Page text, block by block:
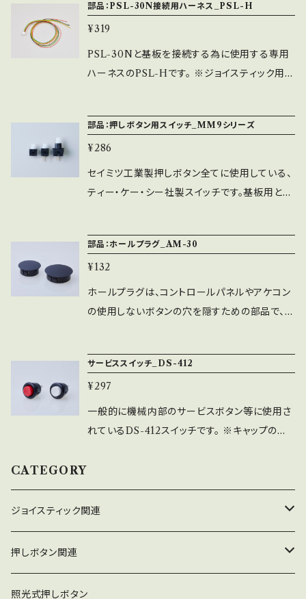
白になります。 ※4個1SETでの販売のみとなり
ます。
部品：PSL-30N接続用ハーネス_PSL-H
¥319
PSL-30Nと基板を接続する為に使用する専用
ハーネスのPSL-Hです。 ※ジョイスティック用の
部品：押しボタン用スイッチ_MM9シリーズ
¥286
セイミツ工業製押しボタン全てに使用している、
ティー・ケー・シー社製スイッチです。基板用とフ
00万回（特殊な使用は対象外） ※基板用のM
M9-2とMM9-3-AUは同サイズですので、MM
9-3-AUが付いている押しボタン全てにMM9-2
を交換して取付ける事ができます。 左：MM9-2
ボタン用
部品：ホールプラグ_AM-30
¥132
ホールプラグは、コントロールパネルやアケコン
の使用しないボタンの穴を隠すための部品で、差
24φ穴用（現在販売停止中です） AM-30：30φ
穴用
サービススイッチ_DS-412
¥297
一般的に機械内部のサービスボタン等に使用さ
れているDS-412スイッチです。 ※キャップの色
CATEGORY
ジョイスティック関連
ジョイスティック本体
コネクタ接続型
ジョイスティック関連部品
押しボタン関連
押しボタン_30φ
照光式押しボタン